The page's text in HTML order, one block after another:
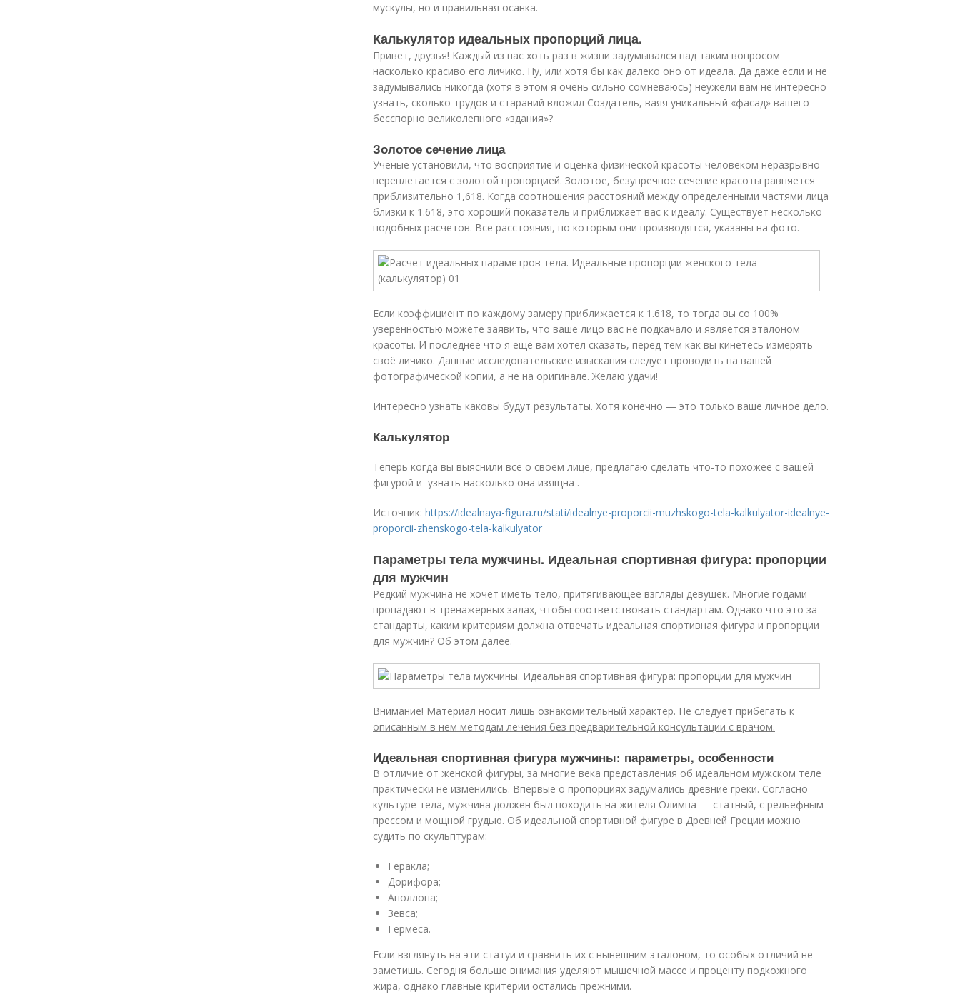
мускулы, но и правильная осанка.
Калькулятор идеальных пропорций лица.
Привет, друзья! Каждый из нас хоть раз в жизни задумывался над таким вопросом
насколько красиво его личико. Ну, или хотя бы как далеко оно от идеала. Да даже если и не
задумывались никогда (хотя в этом я очень сильно сомневаюсь) неужели вам не интересно
узнать, сколько трудов и стараний вложил Создатель, ваяя уникальный «фасад» вашего
бесспорно великолепного «здания»?
Золотое сечение лица
Ученые установили, что восприятие и оценка физической красоты человеком неразрывно
переплетается с золотой пропорцией. Золотое, безупречное сечение красоты равняется
приблизительно 1,618. Когда соотношения расстояний между определенными частями лица
близки к 1.618, это хороший показатель и приближает вас к идеалу. Существует несколько
подобных расчетов. Все расстояния, по которым они производятся, указаны на фото.
Если коэффициент по каждому замеру приближается к 1.618, то тогда вы со 100%
уверенностью можете заявить, что ваше лицо вас не подкачало и является эталоном
красоты. И последнее что я ещё вам хотел сказать, перед тем как вы кинетесь измерять
своё личико. Данные исследовательские изыскания следует проводить на вашей
фотографической копии, а не на оригинале. Желаю удачи!
Интересно узнать каковы будут результаты. Хотя конечно — это только ваше личное дело.
Калькулятор
Теперь когда вы выяснили всё о своем лице, предлагаю сделать что-то похожее с вашей
фигурой и узнать насколько она изящна .
Источник: https://idealnaya-figura.ru/stati/idealnye-proporcii-muzhskogo-tela-kalkulyator-idealnye-
proporcii-zhenskogo-tela-kalkulyator
Параметры тела мужчины. Идеальная спортивная фигура: пропорции
для мужчин
Редкий мужчина не хочет иметь тело, притягивающее взгляды девушек. Многие годами
пропадают в тренажерных залах, чтобы соответствовать стандартам. Однако что это за
стандарты, каким критериям должна отвечать идеальная спортивная фигура и пропорции
для мужчин? Об этом далее.
Внимание! Материал носит лишь ознакомительный характер. Не следует прибегать к
описанным в нем методам лечения без предварительной консультации с врачом.
Идеальная спортивная фигура мужчины: параметры, особенности
В отличие от женской фигуры, за многие века представления об идеальном мужском теле
практически не изменились. Впервые о пропорциях задумались древние греки. Согласно
культуре тела, мужчина должен был походить на жителя Олимпа — статный, с рельефным
прессом и мощной грудью. Об идеальной спортивной фигуре в Древней Греции можно
судить по скульптурам:
Геракла;
Дорифора;
Аполлона;
Зевса;
Гермеса.
Если взглянуть на эти статуи и сравнить их с нынешним эталоном, то особых отличий не
заметишь. Сегодня больше внимания уделяют мышечной массе и проценту подкожного
жира, однако главные критерии остались прежними.